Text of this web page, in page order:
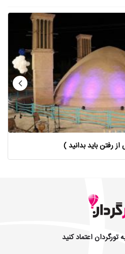
رفتن باید بدانید )
تورگردان اعتماد کنید